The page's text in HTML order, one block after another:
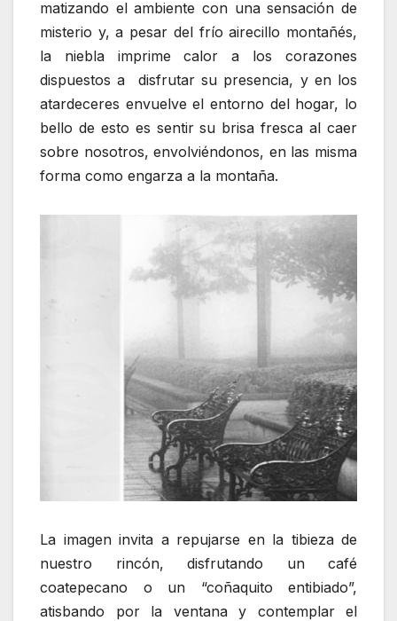
matizando el ambiente con una sensación de
misterio y, a pesar del frío airecillo montañés,
la niebla imprime calor a los corazones
dispuestos a disfrutar su presencia, y en los
atardeceres envuelve el entorno del hogar, lo
bello de esto es sentir su brisa fresca al caer
sobre nosotros, envolviéndonos, en las misma
forma como engarza a la montaña.
La imagen invita a repujarse en la tibieza de
nuestro rincón, disfrutando un café
coatepecano o un “coñaquito entibiado”,
atisbando por la ventana y contemplar el